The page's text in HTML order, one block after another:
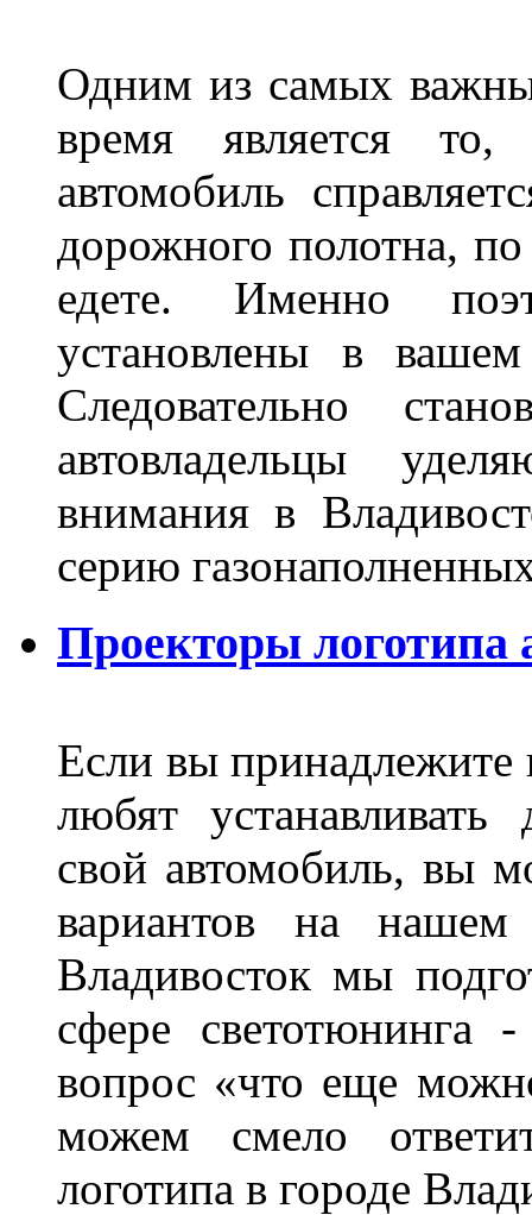
Одним из самых
время является то,
автомобиль
дорожного полотна,
едете. Именно
установлены в
Следовательно
автовладельцы
внимания в
серию
Проекторы логотипа
Если вы принадлежите
любят устанавливать
свой автомобиль, вы
вариантов на
Владивосток мы
сфере светотюнинга
вопрос «что еще
можем смело
логотипа в городе